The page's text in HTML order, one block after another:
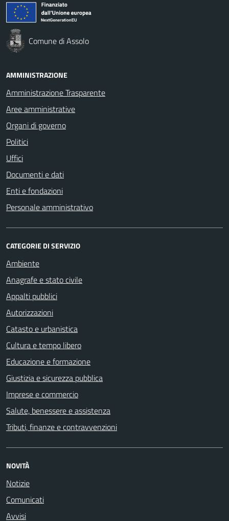
Comune di Assolo
AMMINISTRAZIONE
Amministrazione Trasparente
Aree amministrative
Organi di governo
Politici
Uffici
Documenti e dati
Enti e fondazioni
Personale amministrativo
CATEGORIE DI SERVIZIO
Ambiente
Anagrafe e stato civile
Appalti pubblici
Autorizzazioni
Catasto e urbanistica
Cultura e tempo libero
Educazione e formazione
Giustizia e sicurezza pubblica
Imprese e commercio
Salute, benessere e assistenza
Tributi, finanze e contravvenzioni
NOVITÀ
Notizie
Comunicati
Avvisi